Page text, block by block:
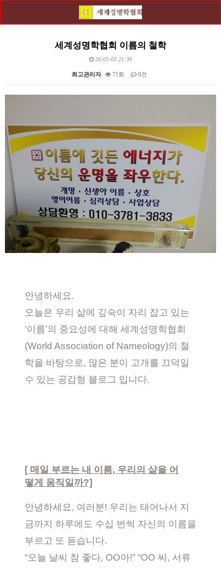
세계성명학협회 이름의 철학
26-05-03 21:30
최고관리자 71회 0건
안녕하세요.
오늘은 우리 삶에 깊숙이 자리 잡고 있는
‘이름’의 중요성에 대해 세계성명학협회
(World Association of Nameology)의 철
학을 바탕으로, 많은 분이 고개를 끄덕일
수 있는 공감형 블로그 입니다.
[ 매일 부르는 내 이름, 우리의 삶을 어
떻게 움직일까?]
안녕하세요, 여러분! 우리는 태어나서 지
금까지 하루에도 수십 번씩 자신의 이름을
부르고 또 듣습니다.
“오늘 날씨 참 좋다, OO아!” “OO 씨, 서류